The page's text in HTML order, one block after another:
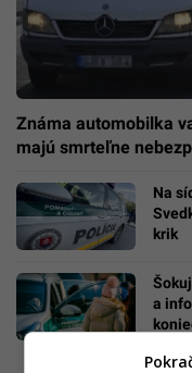
Známa automobilka
majú smrteľne
Na
krik
a